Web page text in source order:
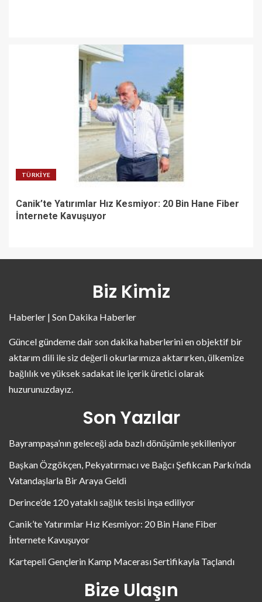
TÜRKIYE
Canik’te Yatırımlar Hız Kesmiyor: 20 Bin Hane Fiber
İnternete Kavuşuyor
Biz Kimiz
Haberler | Son Dakika Haberler
Güncel gündeme dair son dakika haberlerini en objektif bir
aktarım dili ile siz değerli okurlarımıza aktarırken, ülkemize
bağlılık ve yüksek sadakat ile içerik üretici olarak
huzurunuzdayız.
Son Yazılar
Bayrampaşa’nın geleceği ada bazlı dönüşümle şekilleniyor
Başkan Özgökçen, Pekyatırmacı ve Bağcı Şefikcan Parkı’nda
Vatandaşlarla Bir Araya Geldi
Derince’de 120 yataklı sağlık tesisi inşa ediliyor
Canik’te Yatırımlar Hız Kesmiyor: 20 Bin Hane Fiber
İnternete Kavuşuyor
Kartepeli Gençlerin Kamp Macerası Sertifikayla Taçlandı
Bize Ulaşın